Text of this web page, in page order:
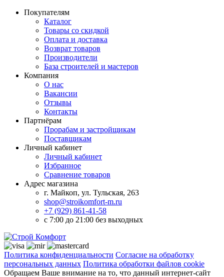
Покупателям
Каталог
Товары со скидкой
Оплата и доставка
Возврат товаров
Производители
База строителей и мастеров
Компания
О нас
Вакансии
Отзывы
Контакты
Партнёрам
Прорабам и застройщикам
Поставщикам
Личный кабинет
Личный кабинет
Избранное
Сравнение товаров
Адрес магазина
г. Майкоп, ул. Тульская, 263
shop@stroikomfort-m.ru
+7 (929) 861-41-58
с 7:00 до 21:00 без выходных
Политика конфиденциальности Согласие на обработку
персональных данных Политика обработки файлов cookie
Обращаем Ваше внимание на то, что данный интернет-сайт